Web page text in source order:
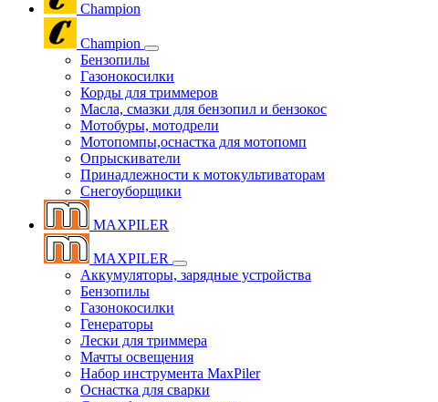
Champion
Champion
Бензопилы
Газонокосилки
Корды для триммеров
Масла, смазки для бензопил и бензокос
Мотобуры, мотодрели
Мотопомпы,оснастка для мотопомп
Опрыскиватели
Принадлежности к мотокультиваторам
Снегоуборщики
MAXPILER
MAXPILER
Аккумуляторы, зарядные устройства
Бензопилы
Газонокосилки
Генераторы
Лески для триммера
Мачты освещения
Набор инструмента MaxPiler
Оснастка для сварки